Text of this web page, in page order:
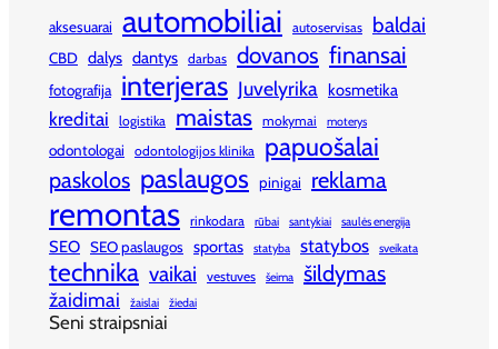
aksesuarai automobiliai autoservisas baldai
CBD dalys dantys darbas dovanos finansai
fotografija interjeras Juvelyrika kosmetika
kreditai logistika maistas mokymai moterys
odontologai odontologijos klinika papuošalai
paskolos paslaugos pinigai reklama
remontas rinkodara rūbai santykiai saulės energija
SEO SEO paslaugos sportas statyba statybos sveikata
technika vaikai vestuves šeima šildymas
žaidimai žaislai žiedai
Seni straipsniai